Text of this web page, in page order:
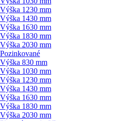
Výška 1230 mm
Výška 1430 mm
Výška 1630 mm
Výška 1830 mm
Výška 2030 mm
Pozinkované
Výška 830 mm
Výška 1030 mm
Výška 1230 mm
Výška 1430 mm
Výška 1630 mm
Výška 1830 mm
Výška 2030 mm